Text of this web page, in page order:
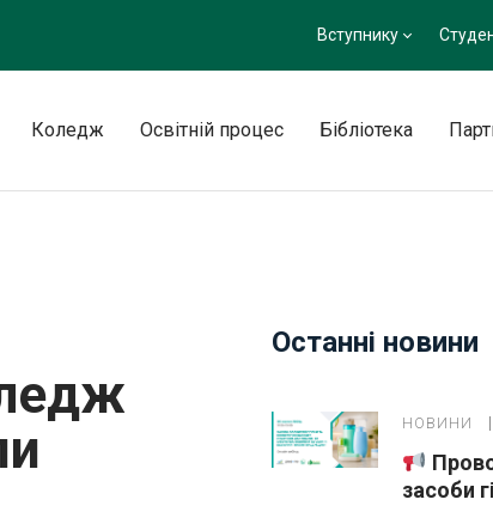
Вступнику
Коледж Освітній процес Бібліотека
Останні новини
НОВИНИ
засоби